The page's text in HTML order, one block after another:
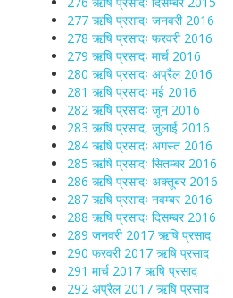
277 ऋषि प्रसादः जनवरी 2016
278 ऋषि प्रसादः फरवरी 2016
279 ऋषि प्रसादः मार्च 2016
280 ऋषि प्रसादः अप्रैल 2016
281 ऋषि प्रसादः मई 2016
282 ऋषि प्रसादः जून 2016
283 ऋषि प्रसाद, जुलाई 2016
284 ऋषि प्रसादः अगस्त 2016
285 ऋषि प्रसादः सितम्बर 2016
286 ऋषि प्रसादः अक्तूबर 2016
287 ऋषि प्रसादः नवम्बर 2016
288 ऋषि प्रसादः दिसम्बर 2016
289 जनवरी 2017 ऋषि प्रसाद
290 फरवरी 2017 ऋषि प्रसाद
291 मार्च 2017 ऋषि प्रसाद
292 अप्रैल 2017 ऋषि प्रसाद